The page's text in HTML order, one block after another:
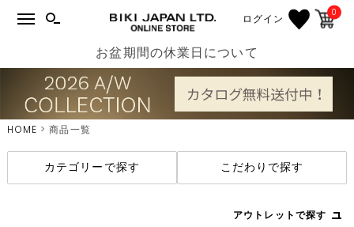
ログイン 0
お盆期間の休業日について
HOME 商品一覧
カテゴリーで探す こだわりで探す
アウトレットで探す